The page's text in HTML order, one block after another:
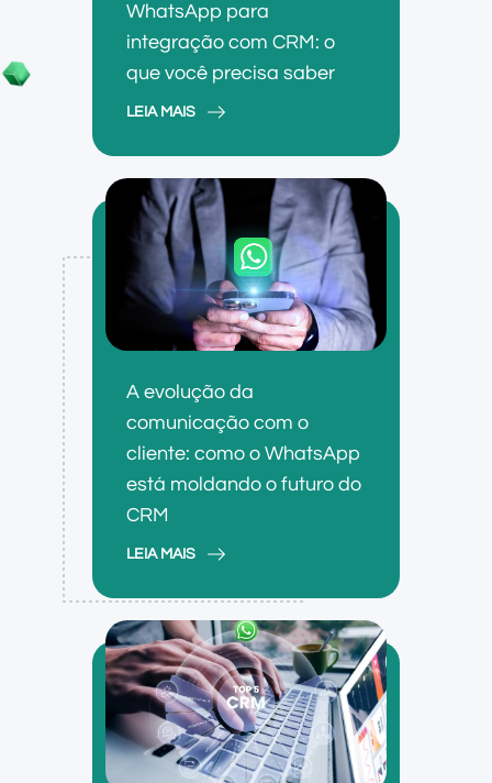
WhatsApp para
integração com CRM: o
que você precisa saber
LEIA MAIS
A evolução da
comunicação com o
cliente: como o WhatsApp
está moldando o futuro do
CRM
LEIA MAIS